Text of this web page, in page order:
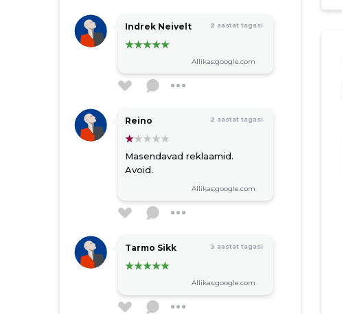
Indrek Neivelt 2 aastat tagasi
Allikas:google.com
Reino 2 aastat tagasi
Masendavad reklaamid.
Avoid.
Allikas:google.com
Tarmo Sikk 3 aastat tagasi
Allikas:google.com